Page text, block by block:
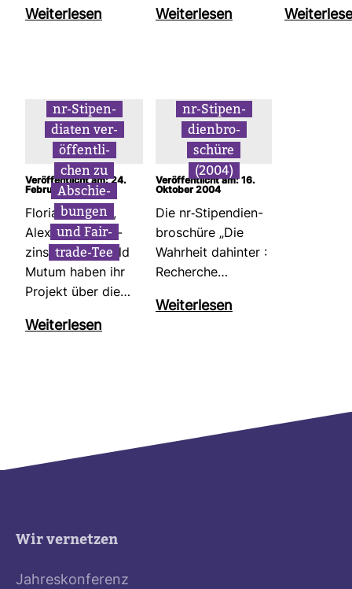
Wei­ter­lesen Wei­ter­lesen
nr-​Sti­pen­
diaten ver­
öf­fent­li­
chen zu
Abschie­
bungen
und Fair­
trade-​Tee
Ver­öf­fent­licht am: 24.
Februar 2015
Flo­rian Haenes,
Alex­ander Glod­
zinski und Ronald
Mutum haben ihr
Pro­jekt über die…
Wei­ter­lesen
nr-​Sti­pen­
dien­bro­
schüre
(2004)
Ver­öf­fent­licht am: 16.
Oktober 2004
Die nr-​Sti­pen­dien­
bro­schüre „Die
Wahr­heit dahinter :
Recherche…
Wei­ter­lesen
Wir vernetzen
Jahreskonferenz